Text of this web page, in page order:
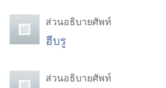
ส่วนอธิบายศัพท์
ฮีบรู
ส่วนอธิบายศัพท์